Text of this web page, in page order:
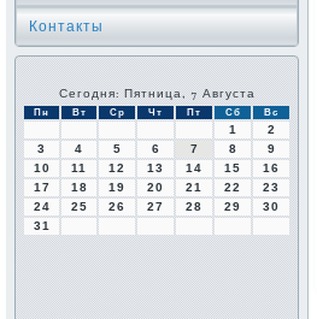
Контакты
Сегодня: Пятница, 7 Августа
Пн Вт Ср Чт Пт Сб Вс
1
2
3
4 5 6 7 8
9
10
11 12 13 14 15
16
17
18 19 20 21 22
23
24
25 26 27 28 29
30
31